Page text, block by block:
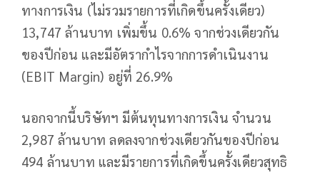
ทางการเงิน (ไม่รวมรายการที่เกิดขึ้นครั้งเดียว)
13,747 ล้านบาท เพิ่มขึ้น 0.6% จากช่วงเดียวกัน
ของปีก่อน และมีอัตรากำไรจากการดำเนินงาน
(EBIT Margin) อยู่ที่ 26.9%
นอกจากนี้บริษัทฯ มีต้นทุนทางการเงิน จำนวน
2,987 ล้านบาท ลดลงจากช่วงเดียวกันของปีก่อน
494 ล้านบาท และมีรายการที่เกิดขึ้นครั้งเดียวสุทธิ